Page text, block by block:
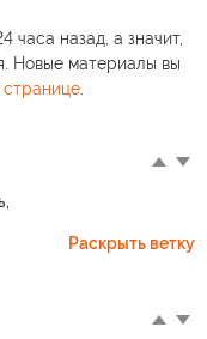
часа назад, а значит,
Новые материалы вы
странице.
Раскрыть ветку